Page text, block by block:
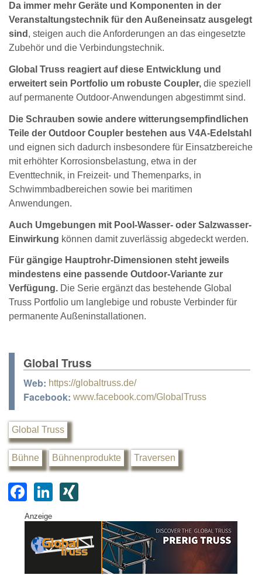
Da immer mehr Geräte und Komponenten in der
Veranstaltungstechnik für den Außeneinsatz ausgelegt
sind , steigen auch die Anforderungen an das eingesetzte
Zubehör und die Verbindungstechnik.
Global Truss reagiert auf diese Entwicklung und
erweitert sein Portfolio um robuste Coupler, die speziell
auf permanente Outdoor-Anwendungen abgestimmt sind.
Die Schrauben sowie andere witterungsempfindlichen
Teile der Outdoor Coupler bestehen aus V4A-Edelstahl
und eignen sich dadurch insbesondere für Einsatzbereiche
mit erhöhter Korrosionsbelastung, etwa in der
Eventtechnik, in Freizeit- und Themenparks, in
Schwimmbadbereichen sowie bei maritimen
Anwendungen.
Auch Umgebungen mit Pool-Wasser- oder Salzwasser-
Einwirkung können damit zuverlässig abgedeckt werden.
Für gängige Hauptrohr-Dimensionen steht jeweils
mindestens eine passende Outdoor-Variante zur
Verfügung. Die Serie ergänzt das bestehende Global
Truss Portfolio um langlebige und robuste Verbinder für
permanente Außeninstallationen.
Global Truss
Web: https://globaltruss.de/
Facebook: www.facebook.com/GlobalTruss
Global Truss
Bühne Bühnenprodukte Traversen
F
a
c
e
Li
k
e
G
Anzeige